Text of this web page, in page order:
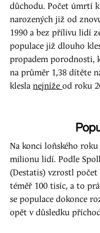
důchodu. Počet úmrtí
narozených již od
1990 a bez přílivu lidí
populace již dlouho
propadem porodnosti,
na průměr 1,38 dítěte
klesla nejníže od roku
Na konci loňského
milionu lidí. Podle
(Destatis) vzrostl
téměř 100 tisíc, a to
se populace dokonce
opět v důsledku